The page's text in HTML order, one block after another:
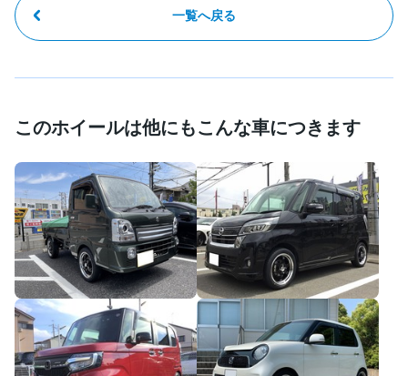
一覧へ戻る
このホイールは他にもこんな車につきます